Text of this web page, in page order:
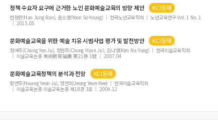
정책 수요자 요구에 근거한 노인문화예술교육의 방향 제안 KCI등재
한정란(Han Jung Ran), 윤소영(Yoon So-Young) 한국노년교육학회
노년교육연구 Vol. 1 No. 1
2015.05
문화예술교육을 위한예술치유 시범사업 평가 및 발전방안 KCI등재
정여주(Chung Yeo Ju), 정현주(Chong Hyun Ju), 김나영(Kim Na Yung)
한국미술교육학회
미술교육논총 美術敎育論叢 第21券 1號
2007.04
문화예술교육정책의 분석과 전망 KCI등재
황연주(Hwang Yeon-Ju), 정연희(Jeong Yeon-Hee)
한국미술교육학회
미술교육논총 미술교육논총 제18권 3호
2004.12